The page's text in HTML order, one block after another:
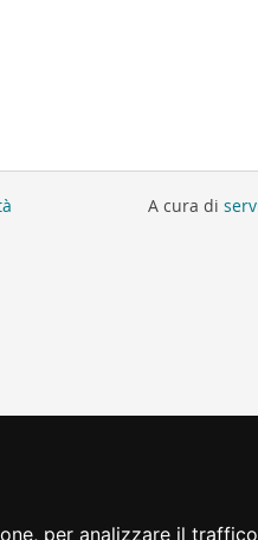
per analizzare il
A cura di